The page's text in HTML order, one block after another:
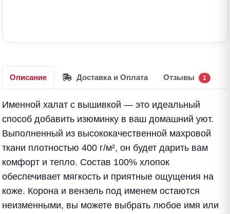
Описание Доставка и Оплата Отзывы 1
Именной халат с вышивкой — это идеальный
способ добавить изюминку в ваш домашний уют.
Выполненный из высококачественной махровой
ткани плотностью 400 г/м², он будет дарить вам
комфорт и тепло. Состав 100% хлопок
обеспечивает мягкость и приятные ощущения на
коже. Корона и вензель под именем остаются
неизменными, вы можете выбрать любое имя или